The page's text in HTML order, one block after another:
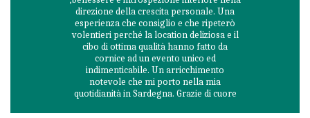
direzione della crescita personale. Una
esperienza che consiglio e che ripeterò
volentieri perché la location deliziosa e il
cibo di ottima qualità hanno fatto da
cornice ad un evento unico ed
indimenticabile. Un arricchimento
notevole che mi porto nella mia
quotidianità in Sardegna. Grazie di cuore